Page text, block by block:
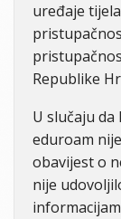
uređaje
Republike
U slučaju
eduroam
obavijest o
nije